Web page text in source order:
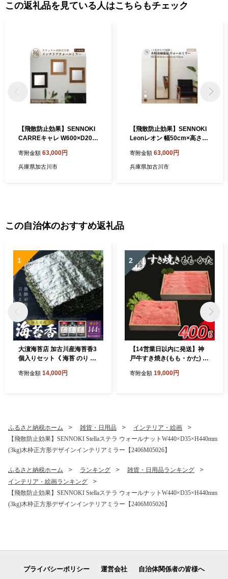
この返礼品を見ている人はこちらもチェック
【飛散防止効果】SENNOKI
CARREキャレ W600×D20×
インテリアウォールミラー(3
色)【2406M05034】
寄附金額 63,000円
兵庫県加古川市
【飛散防止効果】SENNOKI
Leonレオン 幅50cm×高さ16
テリアウォールミラー(3色)
【2406M05006-9】
寄附金額 63,000円
兵庫県加古川市
この自治体のおすすめ返礼品
1
大濵海苔店 加古川産海苔香3
個入りセット《 海苔 のり セ
せ 》【2601D06501】
寄附金額 14,000円
2
【14営業日以内に発送】神
戸牛すき焼き(もも・かた) 各
ライス肉 ももかた すき焼き
寄附金額 19,000円
ふるさと納税ホーム 雑貨・日用品
インテリア・絵画
【飛散防止効果】SENNOKI Stellaステラ ウォールナットW440×D35×H440mm
(3kg)木枠正方形デザインインテリアミラー【2406M05026】
ふるさと納税ホーム ランキング
雑貨・日用品ランキング
インテリア・絵画ランキング
【飛散防止効果】SENNOKI Stellaステラ ウォールナットW440×D35×H440mm
(3kg)木枠正方形デザインインテリアミラー【2406M05026】
プライバシーポリシー 運営会社 自治体関係者の皆様へ